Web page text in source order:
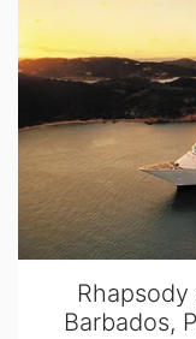
Barbados,